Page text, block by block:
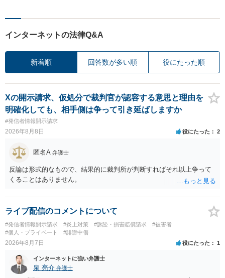
インターネットの法律Q&A
新着順 回答数が多い順 役にたった順
Xの開示請求、仮処分で裁判官が認容する意思と理由を
明確化しても、相手側は争って引き延ばしますか
#発信者情報開示請求
2026年8月8日 役にたった 2
匿名A 弁護士
反論は形式的なもので、結果的に裁判所が判断すればそれ以上争って
くることはありません。
ライブ配信のコメントについて
#発信者情報開示請求 #炎上対策 #訴訟・損害賠償請求
#被害者
#個人・プライベート
#誹謗中傷
2026年8月7日 役にたった 1
インターネットに強い弁護士
泉 亮介 弁護士